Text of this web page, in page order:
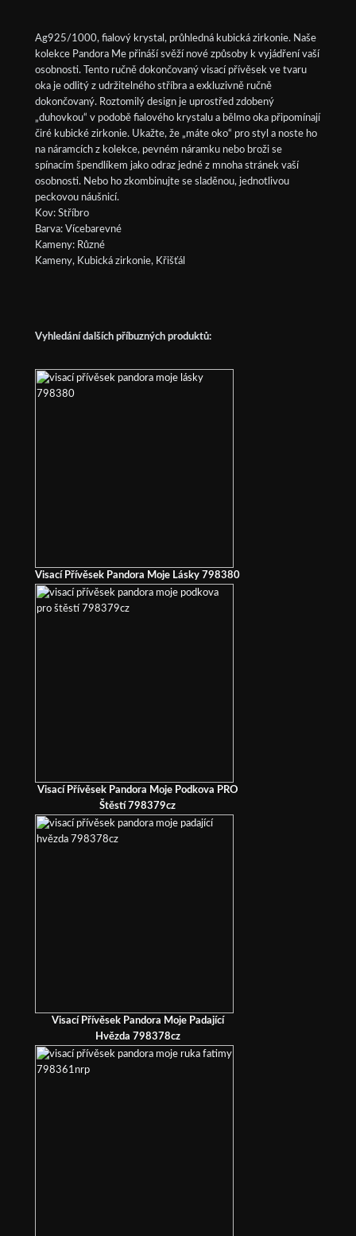
Ag925/1000, fialový krystal, průhledná kubická zirkonie. Naše
kolekce Pandora Me přináší svěží nové způsoby k vyjádření vaší
osobnosti. Tento ručně dokončovaný visací přívěsek ve tvaru
oka je odlitý z udržitelného stříbra a exkluzivně ručně
dokončovaný. Roztomilý design je uprostřed zdobený
„duhovkou“ v podobě fialového krystalu a bělmo oka připomínají
čiré kubické zirkonie. Ukažte, že „máte oko“ pro styl a noste ho
na náramcích z kolekce, pevném náramku nebo broži se
spínacím špendlíkem jako odraz jedné z mnoha stránek vaší
osobnosti. Nebo ho zkombinujte se sladěnou, jednotlivou
peckovou náušnicí.
Kov: Stříbro
Barva: Vícebarevné
Kameny: Různé
Kameny, Kubická zirkonie, Křišťál
Vyhledání dalších příbuzných produktů:
Visací Přívěsek Pandora Moje Lásky 798380
Visací Přívěsek Pandora Moje Podkova PRO
Štěstí 798379cz
Visací Přívěsek Pandora Moje Padající
Hvězda 798378cz